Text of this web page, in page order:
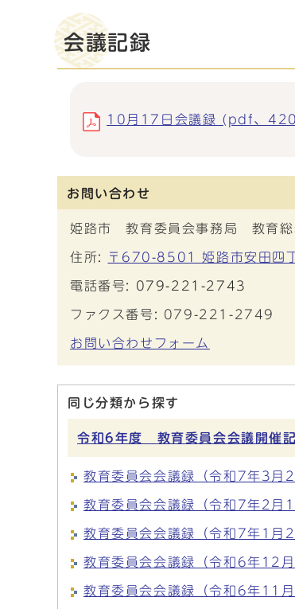
会議記録
10月17日会議録 (pdf、
お問い合わせ
姫路市 教育委員会事務局 教育
住所: 〒670-8501 姫路市安田
電話番号: 079-221-2743
ファクス番号: 079-221-2749
お問い合わせフォーム
同じ分類から探す
令和6年度 教育委員会会議開催
教育委員会会議録（令和7年3月
教育委員会会議録（令和7年2月
教育委員会会議録（令和7年1月
教育委員会会議録（令和6年12
教育委員会会議録（令和6年11